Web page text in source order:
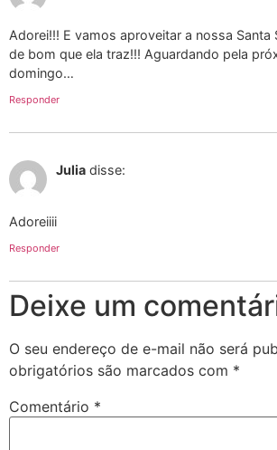
Adorei!!! E vamos aproveitar a nossa Santa
de bom que ela traz!!! Aguardando pela
domingo…
Responder
Julia disse:
Adoreiiii
Responder
Deixe um
O seu endereço de e-mail não será
obrigatórios são marcados com *
Comentário *